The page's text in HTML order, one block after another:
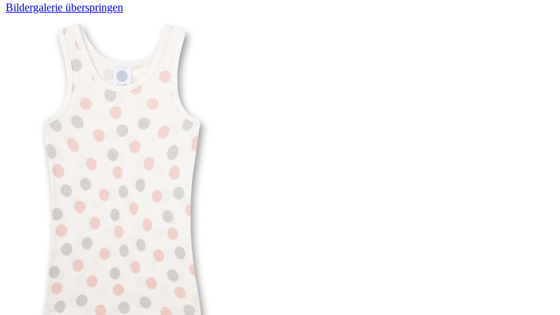
Bildergalerie überspringen